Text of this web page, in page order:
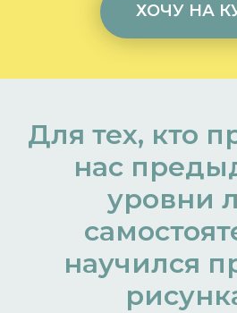
ХОЧУ НА
Для тех, кто
нас
уровни
научился